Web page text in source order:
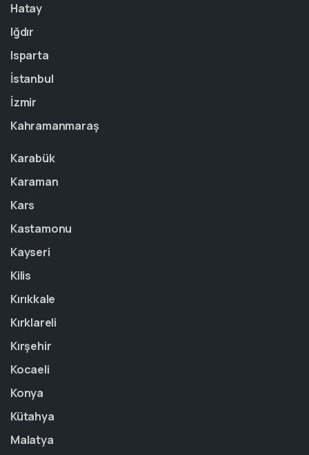
Hatay
Iğdır
Isparta
İstanbul
İzmir
Kahramanmaraş
Karabük
Karaman
Kars
Kastamonu
Kayseri
Kilis
Kırıkkale
Kırklareli
Kırşehir
Kocaeli
Konya
Kütahya
Malatya